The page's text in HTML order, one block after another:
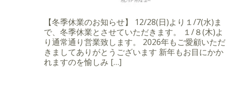
【冬季休業のお知らせ】 12/28(日)より１/7(水)ま
で、冬季休業とさせていただきます。 １/８(木)よ
り通常通り営業致します。 2026年もご愛顧いただ
きましてありがとうございます 新年もお目にかか
れますのを愉しみ […]